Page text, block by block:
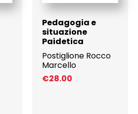
Pedagogia e
situazione
Paidetica
Postiglione Rocco
Marcello
€28.00